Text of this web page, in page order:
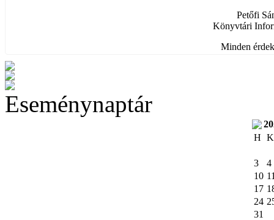
Petőfi
Könyvtári
Minden
Eseménynaptár
H K
3
4
10
17
24
31